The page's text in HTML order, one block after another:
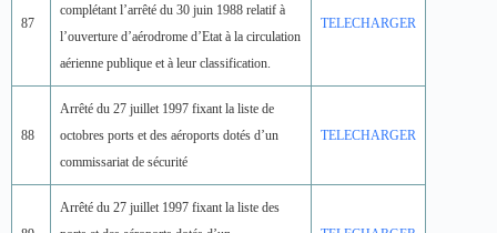
87
complétant l’arrêté du 30 juin 1988 relatif à
l’ouverture d’aérodrome d’Etat à la circulation
aérienne publique et à leur classification.
TELECHARGER
88
Arrêté du 27 juillet 1997 fixant la liste de
octobres ports et des aéroports dotés d’un
commissariat de sécurité
TELECHARGER
Arrêté du 27 juillet 1997 fixant la liste des